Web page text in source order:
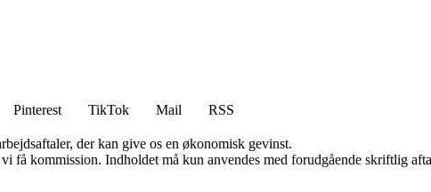
Pinterest TikTok Mail
RSS
der kan give os en økonomisk gevinst.
få kommission. Indholdet må kun anvendes med forudgående skriftlig